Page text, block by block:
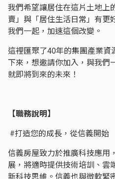
我們希望讓居住在這片土地上
賣」與「居住生活日常」有更
我們一起，加速這個改變。
這裡匯聚了40年的集團產業
下來，想邀請你加入，與我們
就即將到來的未來！
【職務說明】
#打造您的成長，從信義開始
信義房屋致力於推廣科技應用
展，將適時提供技術培訓、雲
新科技思維。信義也與微軟緊